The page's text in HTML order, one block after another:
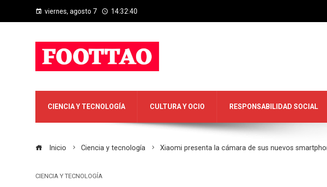
viernes, agosto 7 14:32:41
CIENCIA Y TECNOLOGÍA CULTURA Y OCIO RESPONSABILIDAD SOCIAL
Inicio Ciencia y tecnología Xiaomi presenta la cámara de sus nuevos
CIENCIA Y TECNOLOGÍA